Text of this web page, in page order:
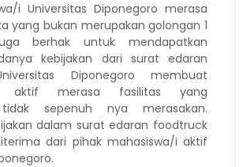
i Universitas Diponegoro merasa
yang bukan merupakan golongan 1
berhak untuk mendapatkan
kebijakan dari surat edaran
Diponegoro membuat
i aktif merasa fasilitas yang
sepenuh nya merasakan.
dalam surat edaran foodtruck
dari pihak mahasiswa/i aktif